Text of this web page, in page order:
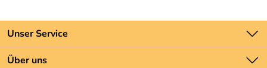
Unser Service
Kontakt
Über uns